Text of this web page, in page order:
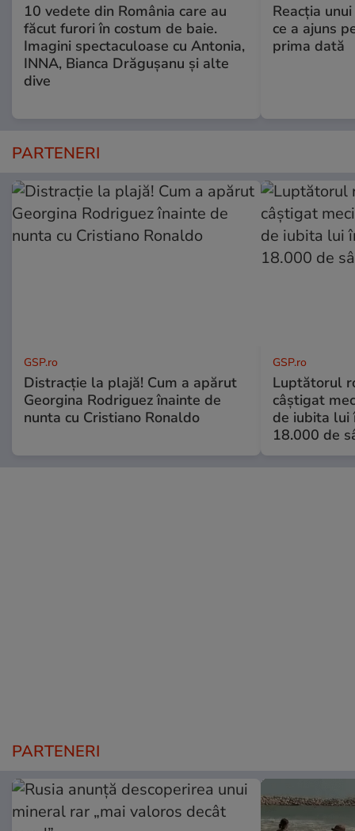
10 vedete din România care au
făcut furori în costum de baie.
Imagini spectaculoase cu Antonia,
INNA, Bianca Drăgușanu și alte
dive
Reacția
ce a ajuns
prima dată
PARTENERI
GSP.ro
Distracție la plajă! Cum a apărut
Georgina Rodriguez înainte de
nunta cu Cristiano Ronaldo
GSP.ro
Luptătorul
câștigat
de iubita lui
18.000 de
PARTENERI